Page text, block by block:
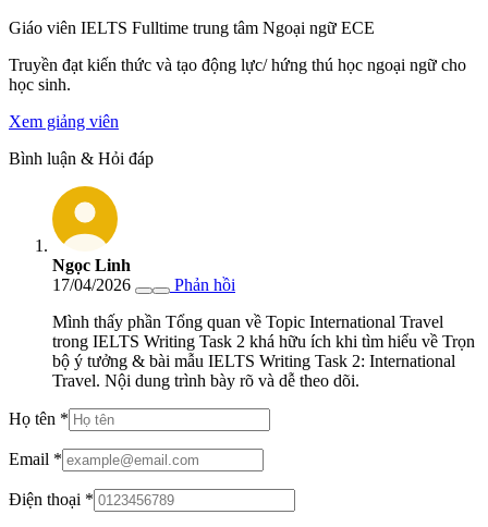
Giáo viên IELTS Fulltime trung tâm Ngoại ngữ ECE
Truyền đạt kiến thức và tạo động lực/ hứng thú học ngoại ngữ cho
học sinh.
Xem giảng viên
Bình luận & Hỏi đáp
Ngọc Linh
17/04/2026
Phản hồi
Mình thấy phần Tổng quan về Topic International Travel
trong IELTS Writing Task 2 khá hữu ích khi tìm hiểu về Trọn
bộ ý tưởng & bài mẫu IELTS Writing Task 2: International
Travel. Nội dung trình bày rõ và dễ theo dõi.
Họ tên *
Email *
Điện thoại *